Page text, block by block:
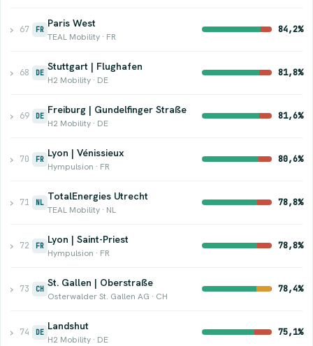
› 67 FR
Paris West
TEAL Mobility · FR
84,2%
› 68 DE
Stuttgart | Flughafen
H2 Mobility · DE
81,8%
› 69 DE
Freiburg | Gundelfinger Straße
H2 Mobility · DE
81,6%
› 70 FR
Lyon | Vénissieux
Hympulsion · FR
80,6%
› 71 NL
TotalEnergies Utrecht
TEAL Mobility · NL
78,8%
› 72 FR
Lyon | Saint-Priest
Hympulsion · FR
78,8%
› 73 CH
St. Gallen | Oberstraße
Osterwalder St. Gallen AG · CH
78,4%
› 74 DE
Landshut
H2 Mobility · DE
75,1%